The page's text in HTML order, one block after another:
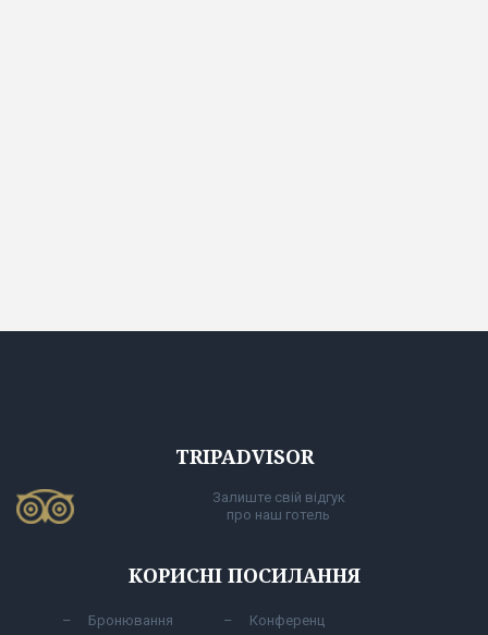
TRIPADVISOR
Залиште свій відгук
про наш готель
КОРИСНІ ПОСИЛАННЯ
Бронювання
Конференц